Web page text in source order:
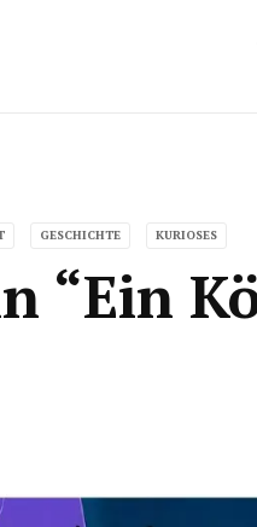
GESCHICHTE KURIOSES
“Ein